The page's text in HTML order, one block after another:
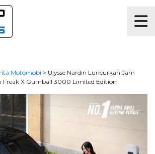
Motomobi > Ulysse Nardin Luncurkan Jam
Freak X Gumball 3000 Limited Edition